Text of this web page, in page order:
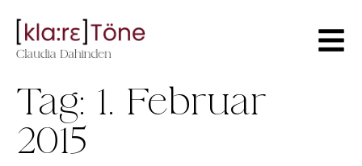
Tag: 1. Februar
2015